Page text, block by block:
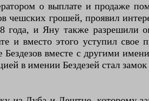
о выплате и продаже
грошей, проявил
года, и Яну также разрешили
и вместо этого уступил свое
вместе с другими
в имении Бездезей стал